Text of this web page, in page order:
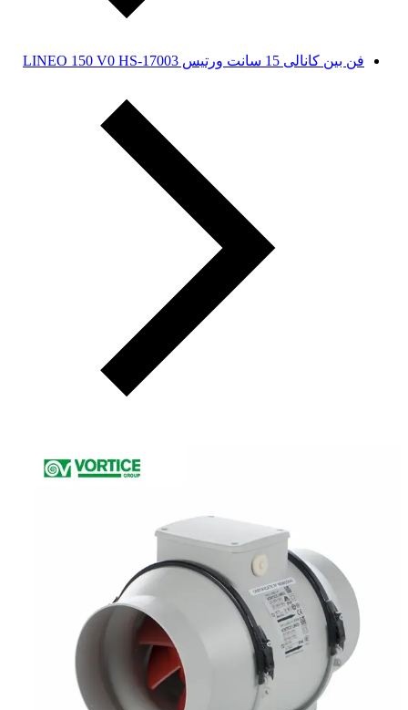
فن بین کانالی 15 سانت ورتیس LINEO 150 V0 HS-17003